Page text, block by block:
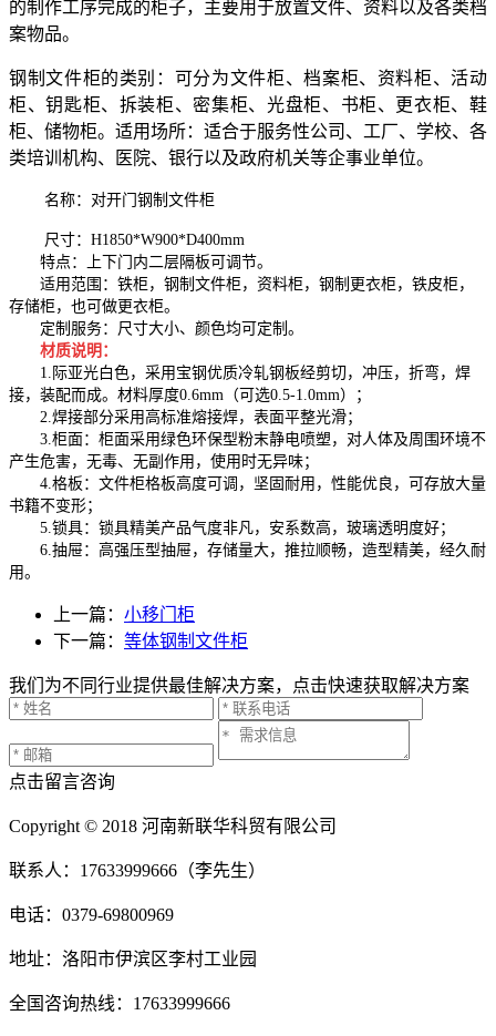
的制作工序完成的柜子，主要用于放置文件、资料以及各类档
案物品。
钢制文件柜的类别：可分为文件柜、档案柜、资料柜、活动
柜、钥匙柜、拆装柜、密集柜、光盘柜、书柜、更衣柜、鞋
柜、储物柜。适用场所：适合于服务性公司、工厂、学校、各
类培训机构、医院、银行以及政府机关等企事业单位。
名称：对开门钢制文件柜
尺寸：H1850*W900*D400mm
特点：上下门内二层隔板可调节。
适用范围：铁柜，钢制文件柜，资料柜，钢制更衣柜，铁皮柜，
存储柜，也可做更衣柜。
定制服务：尺寸大小、颜色均可定制。
材质说明：
1.际亚光白色，采用宝钢优质冷轧钢板经剪切，冲压，折弯，焊
接，装配而成。材料厚度0.6mm（可选0.5-1.0mm）；
2.焊接部分采用高标准熔接焊，表面平整光滑；
3.柜面：柜面采用绿色环保型粉末静电喷塑，对人体及周围环境不
产生危害，无毒、无副作用，使用时无异味；
4.格板：文件柜格板高度可调，坚固耐用，性能优良，可存放大量
书籍不变形；
5.锁具：锁具精美产品气度非凡，安系数高，玻璃透明度好；
6.抽屉：高强压型抽屉，存储量大，推拉顺畅，造型精美，经久耐
用。
上一篇： 小移门柜
下一篇： 等体钢制文件柜
我们为不同行业提供最佳解决方案，点击快速获取解决方案
点击留言咨询
Copyright © 2018 河南新联华科贸有限公司
联系人：17633999666（李先生）
电话：0379-69800969
地址：洛阳市伊滨区李村工业园
全国咨询热线：17633999666